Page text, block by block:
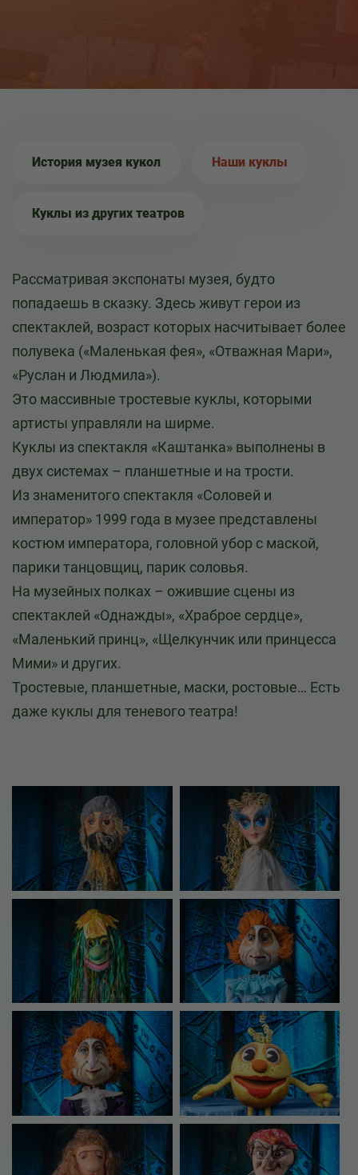
История музея кукол Наши куклы
Куклы из других театров
Рассматривая экспонаты музея, будто
попадаешь в сказку. Здесь живут герои из
спектаклей, возраст которых насчитывает более
полувека («Маленькая фея», «Отважная Мари»,
«Руслан и Людмила»).
Это массивные тростевые куклы, которыми
артисты управляли на ширме.
Куклы из спектакля «Каштанка» выполнены в
двух системах – планшетные и на трости.
Из знаменитого спектакля «Соловей и
император» 1999 года в музее представлены
костюм императора, головной убор с маской,
парики танцовщиц, парик соловья.
На музейных полках – ожившие сцены из
спектаклей «Однажды», «Храброе сердце»,
«Маленький принц», «Щелкунчик или принцесса
Мими» и других.
Тростевые, планшетные, маски, ростовые… Есть
даже куклы для теневого театра!